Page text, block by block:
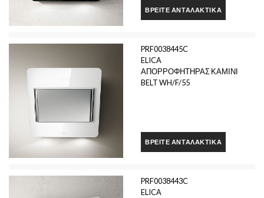
ΒΡΕΊΤΕ ΑΝΤΑΛΑΚΤΙΚΆ
PRF0038445C
ELICA
ΑΠΟΡΡΟΦΗΤΗΡΑΣ ΚΑΜΙΝΙ
BELT WH/F/55
ΒΡΕΊΤΕ ΑΝΤΑΛΑΚΤΙΚΆ
PRF0038443C
ELICA